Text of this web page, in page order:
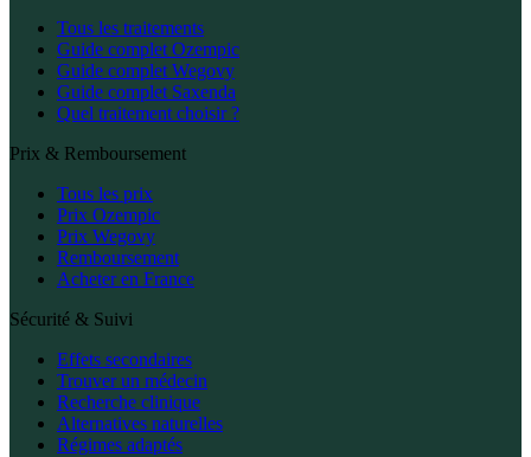
Tous les traitements
Guide complet Ozempic
Guide complet Wegovy
Guide complet Saxenda
Quel traitement choisir ?
Prix & Remboursement
Tous les prix
Prix Ozempic
Prix Wegovy
Remboursement
Acheter en France
Sécurité & Suivi
Effets secondaires
Trouver un médecin
Recherche clinique
Alternatives naturelles
Régimes adaptés